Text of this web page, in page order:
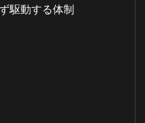
駆動する体制